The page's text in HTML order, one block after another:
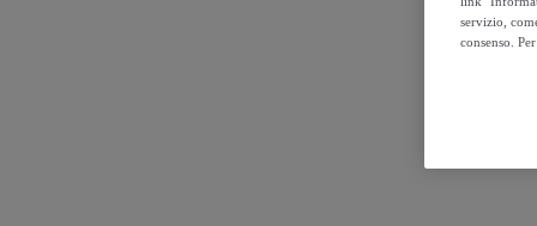
servizio,
consenso.